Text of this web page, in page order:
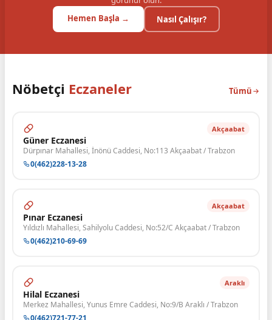
Hemen Başla →
Nasıl Çalışır?
Nöbetçi Eczaneler Tümü
Akçaabat
Güner Eczanesi
Dürpınar Mahallesi, İnönü Caddesi, No:113 Akçaabat / Trabzon
0(462)228-13-28
Akçaabat
Pınar Eczanesi
Yıldızlı Mahallesi, Sahilyolu Caddesi, No:52/C Akçaabat / Trabzon
0(462)210-69-69
Araklı
Hilal Eczanesi
Merkez Mahallesi, Yunus Emre Caddesi, No:9/B Araklı / Trabzon
0(462)721-77-21